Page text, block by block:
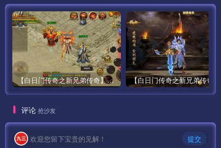
【白日门传奇之新兄弟传奇】单职业大型PK角色扮演类传奇手游最新打包win服务端源码视频架设教程-完善GM后台工具-安卓版本！
评论 抢沙发
欢迎您留下宝贵的见解！ 提交